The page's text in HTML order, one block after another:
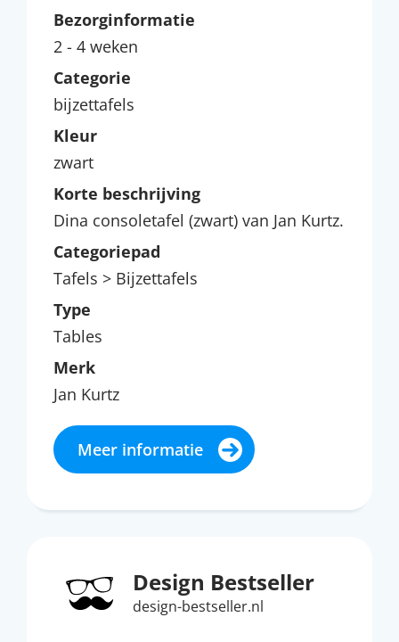
Bezorginformatie
2 - 4 weken
Categorie
bijzettafels
Kleur
zwart
Korte beschrijving
Dina consoletafel (zwart) van Jan Kurtz.
Categoriepad
Tafels > Bijzettafels
Type
Tables
Merk
Jan Kurtz
Meer informatie
Design Bestseller
design-bestseller.nl